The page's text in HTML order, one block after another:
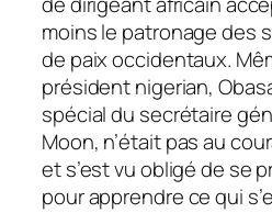
moins le patronage des
de paix occidentaux.
président nigerian,
spécial du secrétaire
Moon, n’était pas au
et s’est vu obligé de se
pour apprendre ce qui